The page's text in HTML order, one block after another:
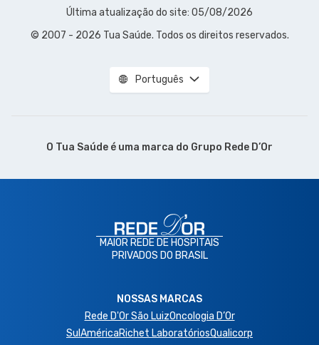
Última atualização do site: 05/08/2026
© 2007 - 2026 Tua Saúde. Todos os direitos reservados.
Português
O Tua Saúde é uma marca do Grupo Rede D’Or
MAIOR REDE DE HOSPITAIS
PRIVADOS DO BRASIL
NOSSAS MARCAS
Rede D'Or São LuizOncologia D’Or
SulAméricaRichet LaboratóriosQualicorp